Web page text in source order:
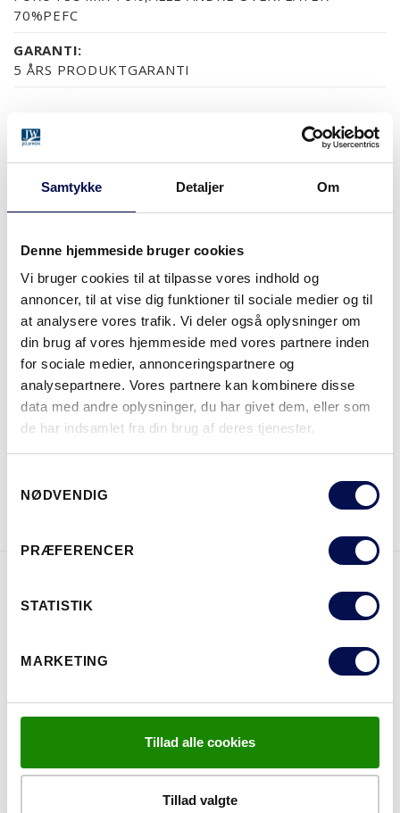
Samtykke Detaljer Om
Denne hjemmeside bruger cookies
Vi bruger cookies til at tilpasse vores indhold og
annoncer, til at vise dig funktioner til sociale medier og til
at analysere vores trafik. Vi deler også oplysninger om
din brug af vores hjemmeside med vores partnere inden
for sociale medier, annonceringspartnere og
analysepartnere. Vores partnere kan kombinere disse
data med andre oplysninger, du har givet dem, eller som
de har indsamlet fra din brug af deres tjenester.
NØDVENDIG
PRÆFERENCER
STATISTIK
MARKETING
Tillad alle cookies
Tillad valgte
70%PEFC
GARANTI:
5 ÅRS PRODUKTGARANTI
OVERFLADER (7)
MODULSTØRRELSER
HVOR KAN DET KØBES
DOWNLOAD BROCHURE KONTAKT OS